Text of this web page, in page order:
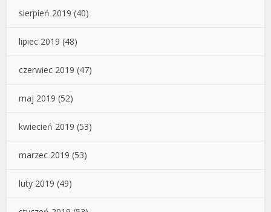
sierpień 2019 (40)
lipiec 2019 (48)
czerwiec 2019 (47)
maj 2019 (52)
kwiecień 2019 (53)
marzec 2019 (53)
luty 2019 (49)